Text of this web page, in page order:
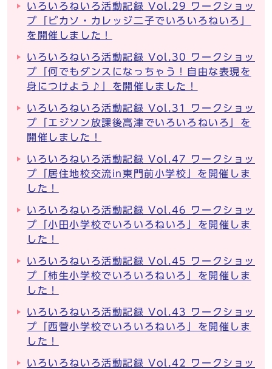
いろいろねいろ活動記録 Vol.29 ワークショッ
プ「ピカソ・カレッジ二子でいろいろねいろ」
を開催しました！
いろいろねいろ活動記録 Vol.30 ワークショッ
プ「何でもダンスになっちゃう！自由な表現を
身につけよう♪」を開催しました！
いろいろねいろ活動記録 Vol.31 ワークショッ
プ「エジソン放課後高津でいろいろねいろ」を
開催しました！
いろいろねいろ活動記録 Vol.47 ワークショッ
プ「居住地校交流in東門前小学校」を開催しま
した！
いろいろねいろ活動記録 Vol.46 ワークショッ
プ「小田小学校でいろいろねいろ」を開催しま
した！
いろいろねいろ活動記録 Vol.45 ワークショッ
プ「柿生小学校でいろいろねいろ」を開催しま
した！
いろいろねいろ活動記録 Vol.43 ワークショッ
プ「西菅小学校でいろいろねいろ」を開催しま
した！
いろいろねいろ活動記録 Vol.42 ワークショッ